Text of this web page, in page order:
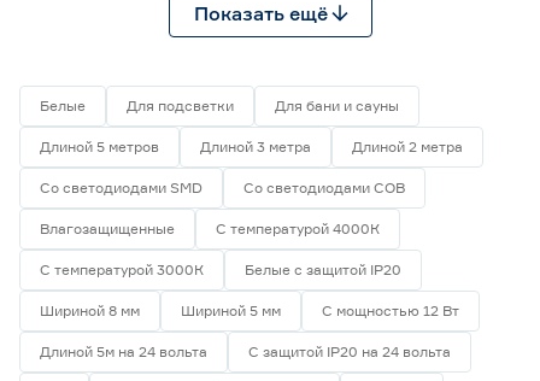
Показать ещё
Белые Для подсветки Для бани и сауны
Длиной 5 метров Длиной 3 метра Длиной 2 метра
Со светодиодами SMD Со светодиодами СОВ
Влагозащищенные С температурой 4000К
С температурой 3000К Белые с защитой IP20
Шириной 8 мм Шириной 5 мм С мощностью 12 Вт
Длиной 5м на 24 вольта С защитой IP20 на 24 вольта